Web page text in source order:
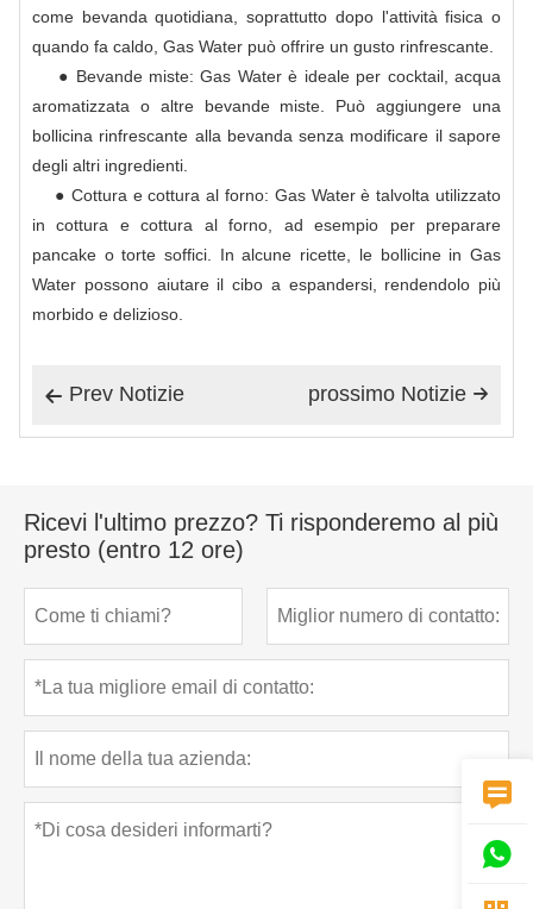
come bevanda quotidiana, soprattutto dopo l'attività fisica o
quando fa caldo, Gas Water può offrire un gusto rinfrescante.
● Bevande miste: Gas Water è ideale per cocktail, acqua
aromatizzata o altre bevande miste. Può aggiungere una
bollicina rinfrescante alla bevanda senza modificare il sapore
degli altri ingredienti.
● Cottura e cottura al forno: Gas Water è talvolta utilizzato
in cottura e cottura al forno, ad esempio per preparare
pancake o torte soffici. In alcune ricette, le bollicine in Gas
Water possono aiutare il cibo a espandersi, rendendolo più
morbido e delizioso.
 Prev Notizie 
prossimo Notizie
Ricevi l'ultimo prezzo? Ti risponderemo al più
presto (entro 12 ore)

